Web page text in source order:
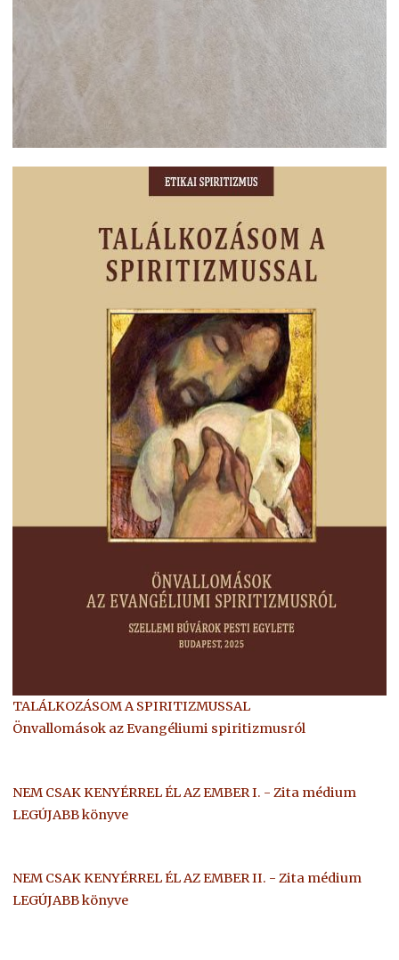
TALÁLKOZÁSOM A SPIRITIZMUSSAL
Önvallomások az Evangéliumi spiritizmusról
NEM CSAK KENYÉRREL ÉL AZ EMBER I. - Zita médium
LEGÚJABB könyve
NEM CSAK KENYÉRREL ÉL AZ EMBER II. - Zita médium
LEGÚJABB könyve